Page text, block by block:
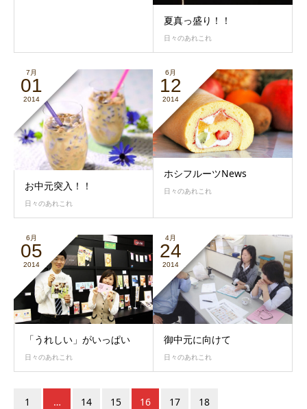
夏真っ盛り！！
日々のあれこれ
7月
01
2014
お中元突入！！
日々のあれこれ
6月
12
2014
ホシフルーツNews
日々のあれこれ
6月
05
2014
「うれしい」がいっぱい
日々のあれこれ
4月
24
2014
御中元に向けて
日々のあれこれ
1 … 14 15 16 17 18